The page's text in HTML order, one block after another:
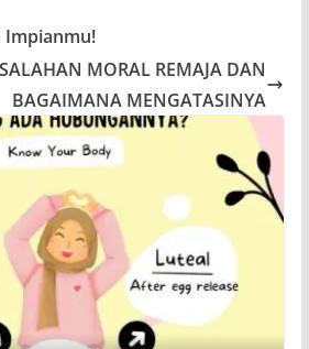
Impianmu!
MORAL REMAJA DAN
BAGAIMANA MENGATASINYA